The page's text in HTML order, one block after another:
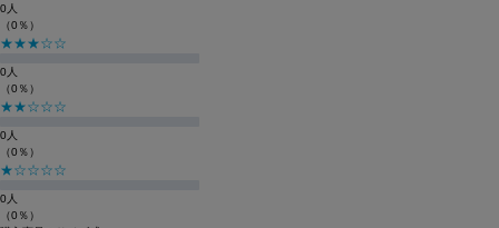
0人
（0％）
★★★☆☆
0人
（0％）
★★☆☆☆
0人
（0％）
★☆☆☆☆
0人
（0％）